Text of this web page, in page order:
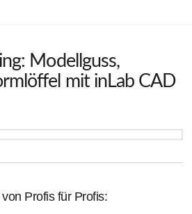
Modellguss,
mit inLab CAD
Profis für Profis: